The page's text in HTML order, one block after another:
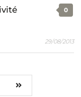
0
29/08/2013